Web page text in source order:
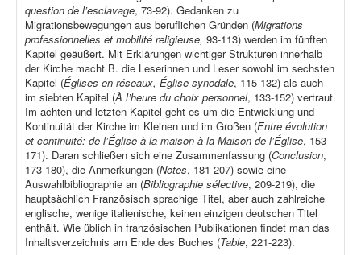
question de l’esclavage, 73-92). Gedanken zu
Migrationsbewegungen aus beruflichen Gründen (Migrations
professionnelles et mobilité religieuse, 93-113) werden im fünften
Kapitel geäußert. Mit Erklärungen wichtiger Strukturen innerhalb
der Kirche macht B. die Leserinnen und Leser sowohl im sechsten
Kapitel (Églises en réseaux, Église synodale, 115-132) als auch
im siebten Kapitel (À l’heure du choix personnel, 133-152) vertraut.
Im achten und letzten Kapitel geht es um die Entwicklung und
Kontinuität der Kirche im Kleinen und im Großen (Entre évolution
et continuité: de l’Église à la maison à la Maison de l’Église, 153-
171). Daran schließen sich eine Zusammenfassung (Conclusion,
173-180), die Anmerkungen (Notes, 181-207) sowie eine
Auswahlbibliographie an (Bibliographie sélective, 209-219), die
hauptsächlich Französisch sprachige Titel, aber auch zahlreiche
englische, wenige italienische, keinen einzigen deutschen Titel
enthält. Wie üblich in französischen Publikationen findet man das
Inhaltsverzeichnis am Ende des Buches (Table, 221-223).